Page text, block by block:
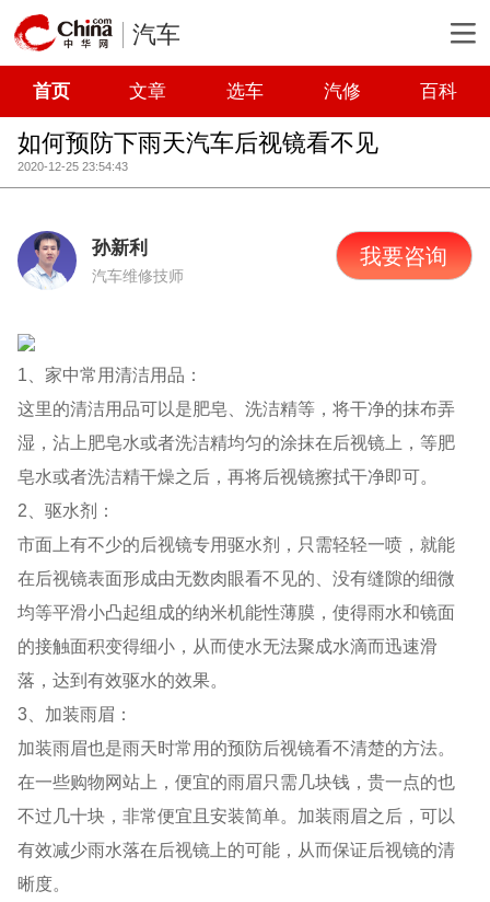
汽车
首页 文章 选车 汽修 百科
如何预防下雨天汽车后视镜看不见
2020-12-25 23:54:43
孙新利
汽车维修技师
我要咨询
1、家中常用清洁用品：
这里的清洁用品可以是肥皂、洗洁精等，将干净的抹布弄
湿，沾上肥皂水或者洗洁精均匀的涂抹在后视镜上，等肥
皂水或者洗洁精干燥之后，再将后视镜擦拭干净即可。
2、驱水剂：
市面上有不少的后视镜专用驱水剂，只需轻轻一喷，就能
在后视镜表面形成由无数肉眼看不见的、没有缝隙的细微
均等平滑小凸起组成的纳米机能性薄膜，使得雨水和镜面
的接触面积变得细小，从而使水无法聚成水滴而迅速滑
落，达到有效驱水的效果。
3、加装雨眉：
加装雨眉也是雨天时常用的预防后视镜看不清楚的方法。
在一些购物网站上，便宜的雨眉只需几块钱，贵一点的也
不过几十块，非常便宜且安装简单。加装雨眉之后，可以
有效减少雨水落在后视镜上的可能，从而保证后视镜的清
晰度。